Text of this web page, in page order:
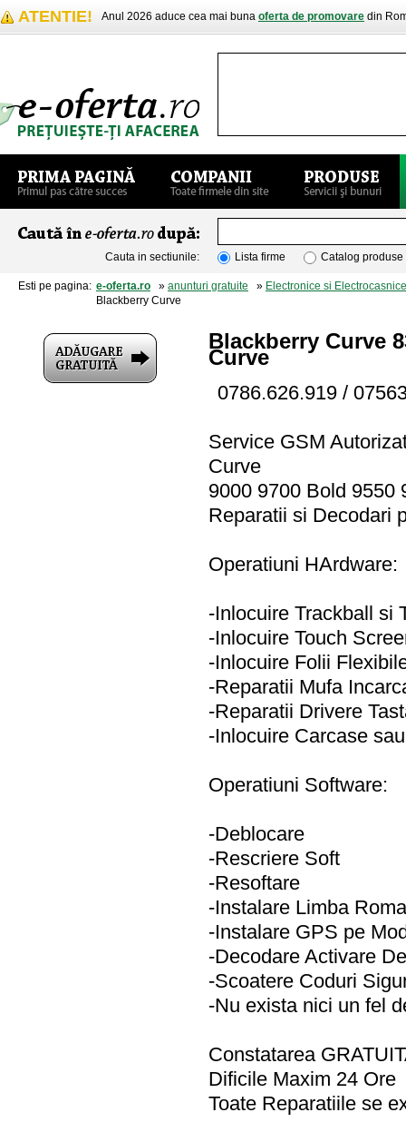
ATENTIE! Anul 2026 aduce cea mai buna oferta de promovare din
Cauta in sectiunile: Lista firme Catalog produse
Esti pe pagina: e-oferta.ro » anunturi gratuite » Electronice si Electrocasnice
Blackberry Curve
Blackberry Curve
Curve
0786.626.919 /
Service GSM
Curve
9000 9700 Bold 9550
Reparatii si Decodari
Operatiuni HArdware:
-Inlocuire Trackball si
-Inlocuire Touch
-Inlocuire Folii
-Reparatii Mufa
-Reparatii Drivere
-Inlocuire Carcase
Operatiuni Software:
-Deblocare
-Rescriere Soft
-Resoftare
-Instalare Limba
-Instalare GPS pe
-Decodare Activare
-Scoatere Coduri
-Nu exista nici un fel
Constatarea
Dificile Maxim 24 Ore
Toate Reparatiile se